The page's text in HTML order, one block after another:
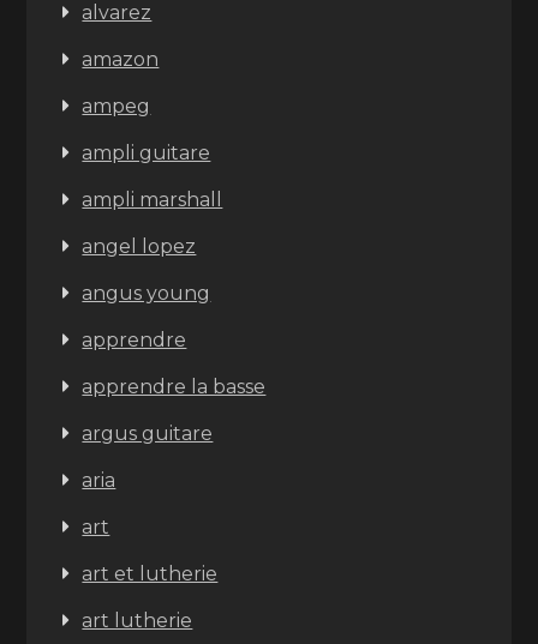
alvarez
amazon
ampeg
ampli guitare
ampli marshall
angel lopez
angus young
apprendre
apprendre la basse
argus guitare
aria
art
art et lutherie
art lutherie